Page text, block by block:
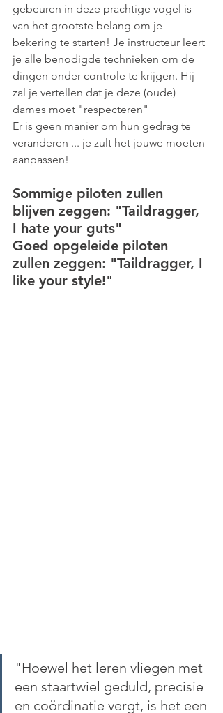
gebeuren in deze prachtige vogel is
van het grootste belang om je
bekering te starten! Je instructeur leert
je alle benodigde technieken om de
dingen onder controle te krijgen. Hij
zal je vertellen dat je deze (oude)
dames moet "respecteren"
Er is geen manier om hun gedrag te
veranderen ... je zult het jouwe moeten
aanpassen!
Sommige piloten zullen
blijven zeggen: "Taildragger,
I hate your guts"
Goed opgeleide piloten
zullen zeggen: "Taildragger, I
like your style!"
"Hoewel het leren vliegen met
een staartwiel geduld, precisie
en coördinatie vergt, is het een